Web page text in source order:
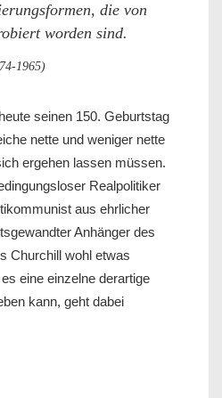
die von
worden sind.
1965)
seinen 150. Geburtstag
nette und weniger nette
ergehen lassen müssen.
Realpolitiker
aus ehrlicher
Anhänger des
Churchill wohl etwas
eine einzelne derartige
kann, geht dabei